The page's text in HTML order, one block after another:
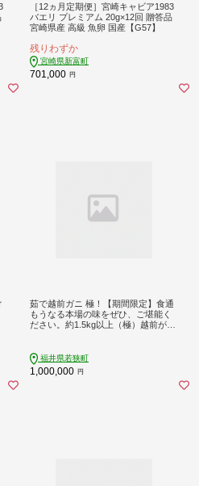
［12ヵ月定期便］宮崎キャビア1983
バエリ プレミアム 20g×12回 贈答品
宮崎県産 高級 魚卵 国産【G57】
残りわずか
宮崎県新富町
701,000 円
茹で越前ガニ 極！【期間限定】食通
もうなる本場の味をぜひ、ご堪能く
ださい。約1.5kg以上（極）越前がに
福井県若狭町
1,000,000 円